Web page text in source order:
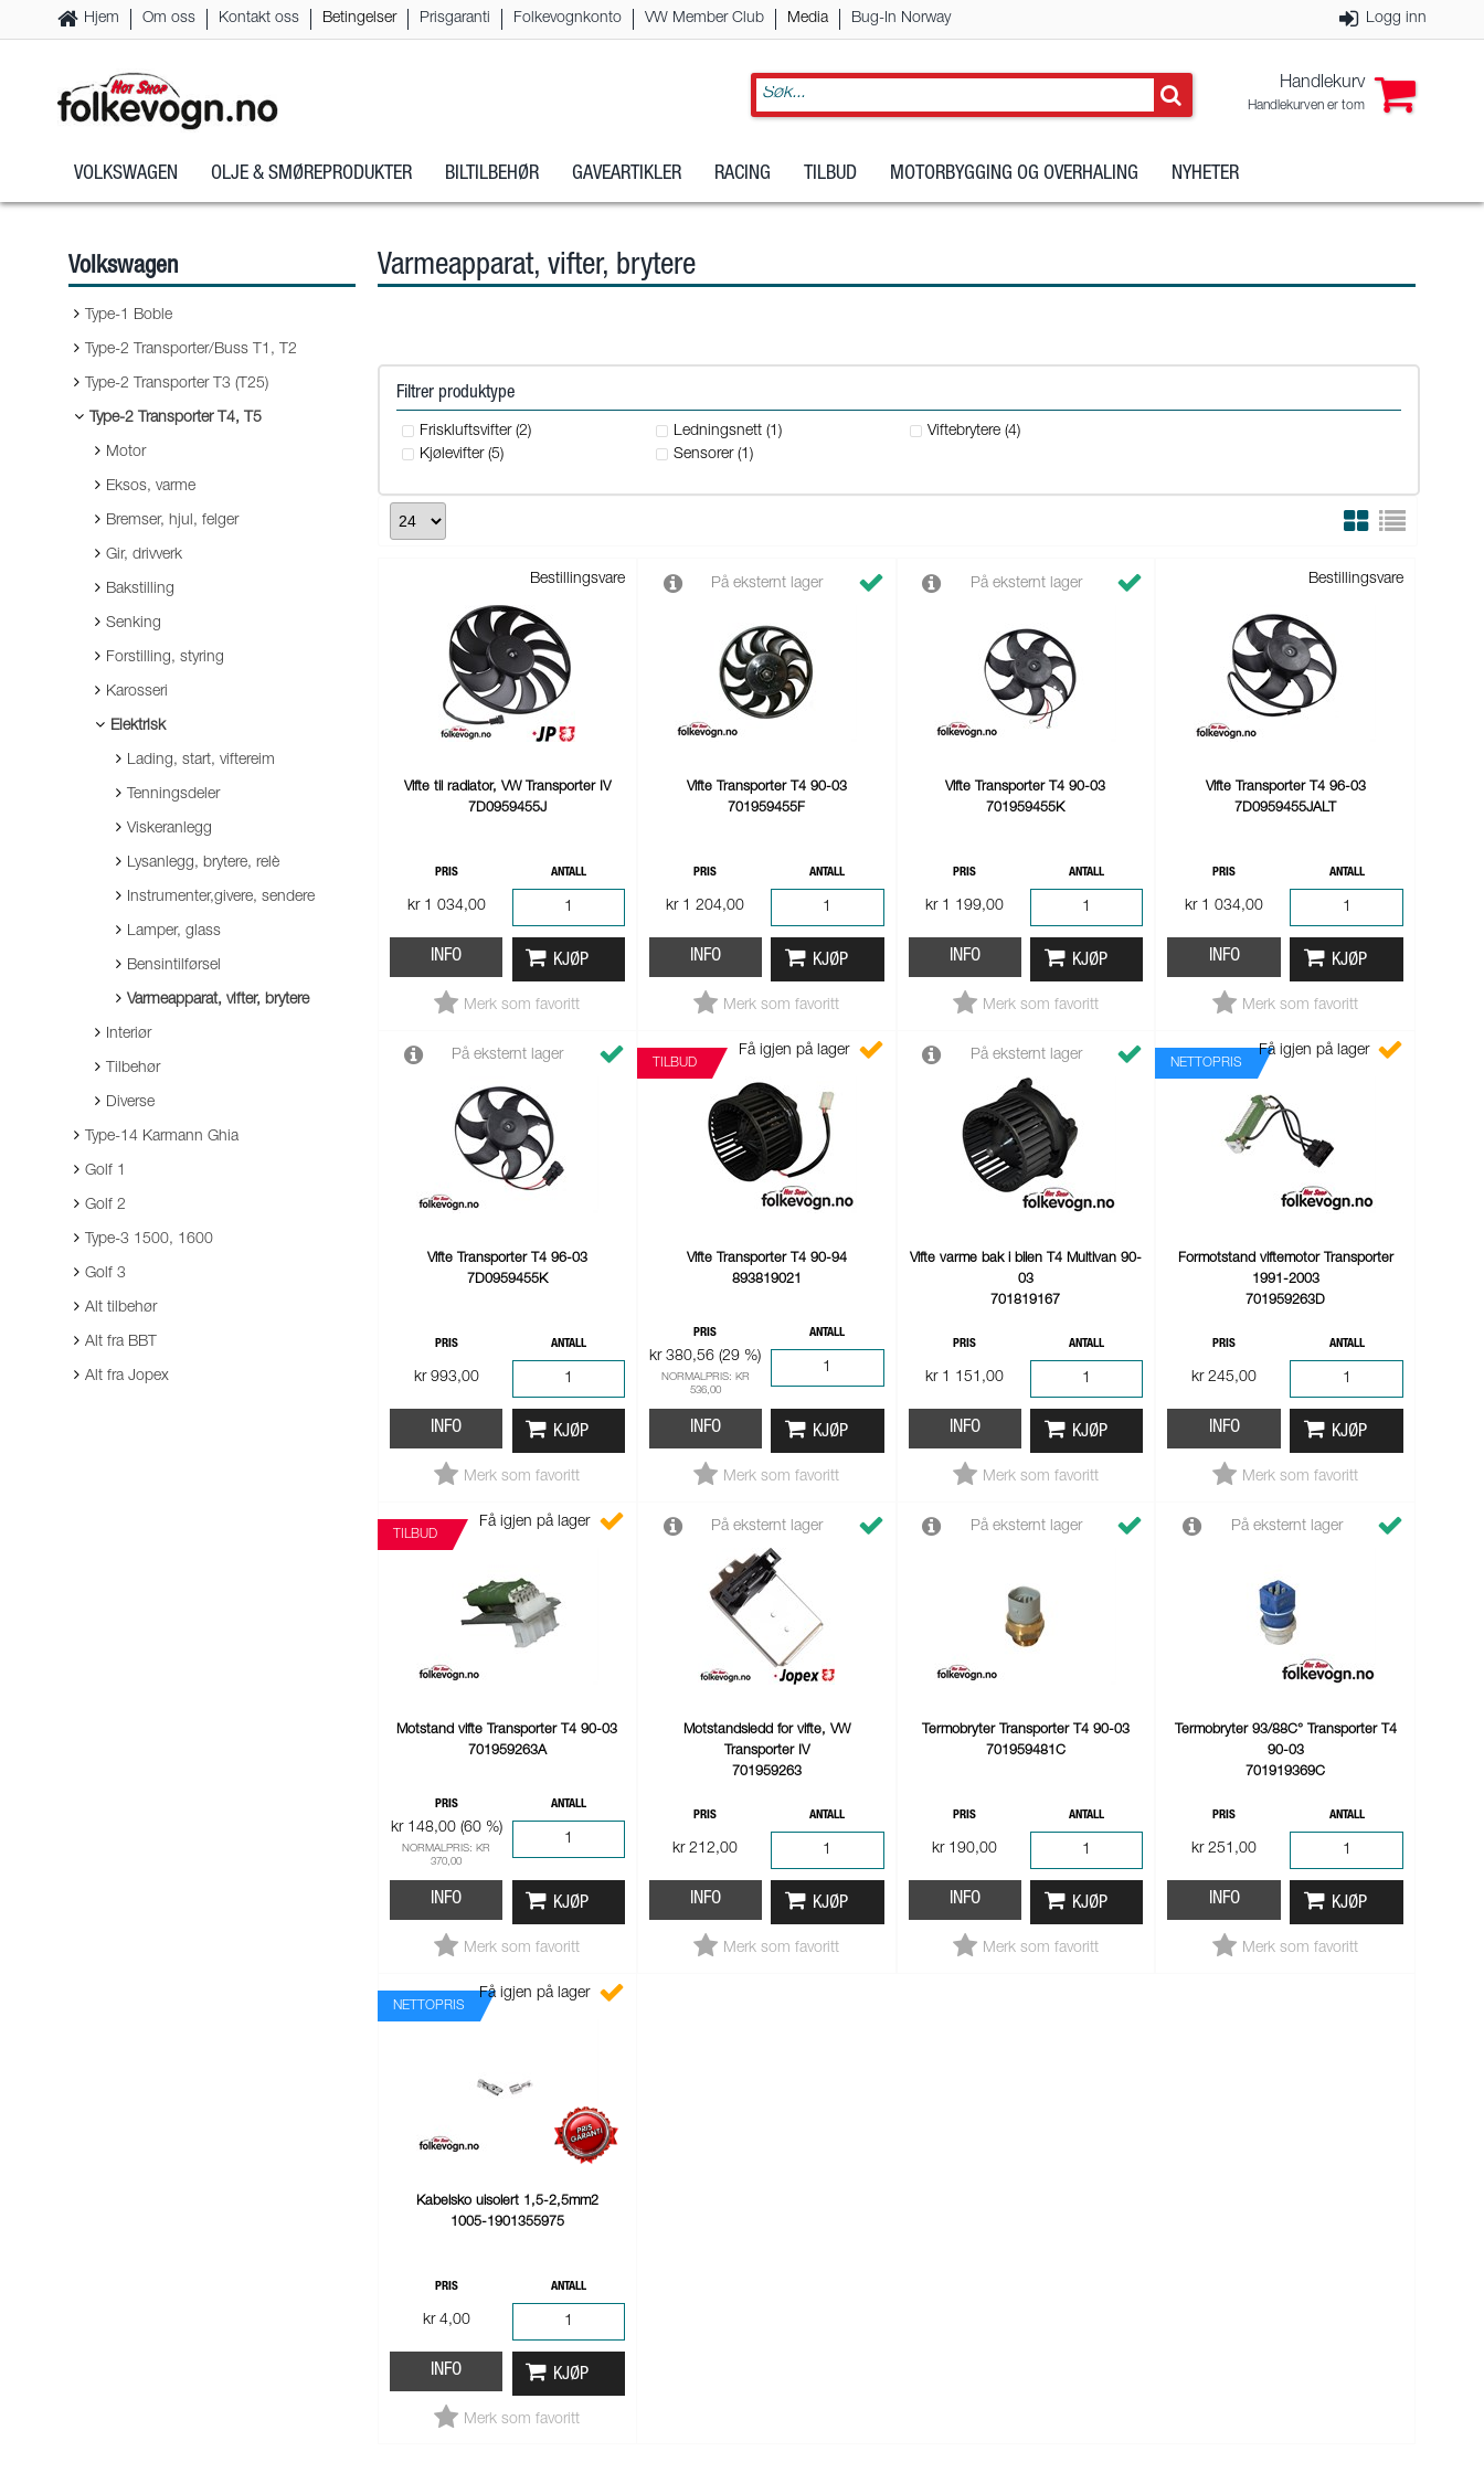
Hjem Om oss Kontakt oss Betingelser Prisgaranti Folkevognkonto VW Member Club Media Bug-In Norway Logg inn
Handlekurv
Handlekurven er tom
VOLKSWAGEN OLJE & SMØREPRODUKTER BILTILBEHØR GAVEARTIKLER RACING TILBUD MOTORBYGGING OG OVERHALING NYHETER
Volkswagen
Type-1 Boble
Type-2 Transporter/Buss T1, T2
Type-2 Transporter T3 (T25)
Type-2 Transporter T4, T5
Motor
Eksos, varme
Bremser, hjul, felger
Gir, drivverk
Bakstilling
Senking
Forstilling, styring
Karosseri
Elektrisk
Lading, start, viftereim
Tenningsdeler
Viskeranlegg
Lysanlegg, brytere, relè
Instrumenter,givere, sendere
Lamper, glass
Bensintilførsel
Varmeapparat, vifter, brytere
Interiør
Tilbehør
Diverse
Type-14 Karmann Ghia
Golf 1
Golf 2
Type-3 1500, 1600
Golf 3
Alt tilbehør
Alt fra BBT
Alt fra Jopex
Varmeapparat, vifter, brytere
Filtrer produktype
Friskluftsvifter (2)
Kjølevifter (5)
Ledningsnett (1)
Sensorer (1)
Viftebrytere (4)
Bestillingsvare
Vifte til radiator, VW Transporter IV
7D0959455J
PRIS
kr 1 034,00
ANTALL
INFO KJØP
Merk som favoritt
På eksternt lager
Vifte Transporter T4 90-03
701959455F
PRIS
kr 1 204,00
ANTALL
INFO KJØP
Merk som favoritt
På eksternt lager
Vifte Transporter T4 90-03
701959455K
PRIS
kr 1 199,00
ANTALL
INFO KJØP
Merk som favoritt
Bestillingsvare
Vifte Transporter T4 96-03
7D0959455JALT
PRIS
kr 1 034,00
ANTALL
INFO KJØP
Merk som favoritt
På eksternt lager
Vifte Transporter T4 96-03
7D0959455K
PRIS
kr 993,00
ANTALL
INFO KJØP
Merk som favoritt
TILBUD
Få igjen på lager
Vifte Transporter T4 90-94
893819021
PRIS
kr 380,56 (29 %)
NORMALPRIS: KR
536,00
ANTALL
INFO KJØP
Merk som favoritt
På eksternt lager
Vifte varme bak i bilen T4 Multivan 90-
03
701819167
PRIS
kr 1 151,00
ANTALL
INFO KJØP
Merk som favoritt
NETTOPRIS
Få igjen på lager
Formotstand viftemotor Transporter
1991-2003
701959263D
PRIS
kr 245,00
ANTALL
INFO KJØP
Merk som favoritt
TILBUD
Få igjen på lager
Motstand vifte Transporter T4 90-03
701959263A
PRIS
kr 148,00 (60 %)
NORMALPRIS: KR
370,00
ANTALL
INFO KJØP
Merk som favoritt
På eksternt lager
Motstandsledd for vifte, VW
Transporter IV
701959263
PRIS
kr 212,00
ANTALL
INFO KJØP
Merk som favoritt
På eksternt lager
Termobryter Transporter T4 90-03
701959481C
PRIS
kr 190,00
ANTALL
INFO KJØP
Merk som favoritt
På eksternt lager
Termobryter 93/88C° Transporter T4
90-03
701919369C
PRIS
kr 251,00
ANTALL
INFO KJØP
Merk som favoritt
NETTOPRIS
Få igjen på lager
Kabelsko uisolert 1,5-2,5mm2
1005-1901355975
PRIS
kr 4,00
ANTALL
INFO KJØP
Merk som favoritt